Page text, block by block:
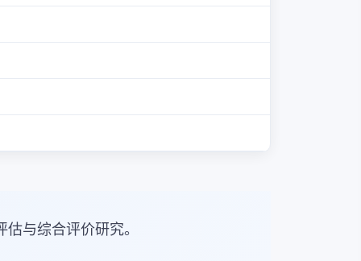
与综合评价研究。